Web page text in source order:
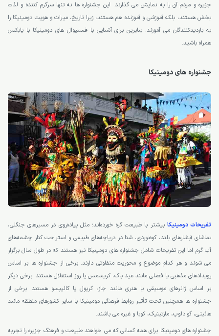
جزیره و مردم آن را به نمایش می گذارند. این جشنواره ها نه تنها سرگرم کننده و لذت
بخش هستند، بلکه آموزشی و آموزنده هم هستند، زیرا تاریخ، میراث و هویت دومینیکا را
به بازدیدکنندگان می آموزند. بنابرین برای آشنایی با فستیوال های دومینیکا با یابکس
همراه باشید.
جشنواره های دومینیکا
تفریحات دومینیکا بیشتر با طبیعت گره خورده‌اند؛ مثل پیاده‌روی در مسیرهای جنگلی،
تماشای آبشارهای بلند، کوه‌نوردی، شنا در دریاچه‌های طبیعی و استراحت کنار چشمه‌های
آب گرم اما این تفریحات شامل جشنواره های دومینیکا نیز هستند که در طول سال برگزار
می شوند و هر کدام موضوع و محوریت متفاوتی دارند. برخی از جشنواره ها بر اساس
رویدادهای مذهبی یا فصلی مانند عید پاک، کریسمس یا روز استقلال هستند. برخی دیگر
بر اساس ژانرهای موسیقی یا هنری مانند جاز، کریول یا کالیپسو هستند. برخی از
جشنواره ها همچنین تحت تأثیر روابط فرهنگی دومینیکا با سایر کشورهای منطقه مانند
هائیتی، گوادلوپ، مارتینیک، کوبا و غیره می باشند.
جشنواره های دومینیکا برای همه کسانی که می خواهند طبیعت و فرهنگ جزیره را تجربه